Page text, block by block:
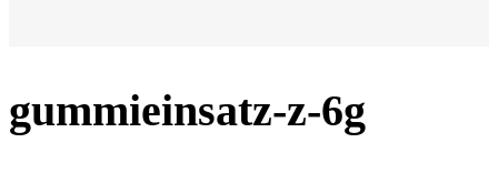
gummieinsatz-z-6g